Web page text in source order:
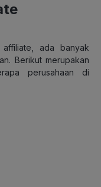
ada banyak
Berikut merupakan
perusahaan di